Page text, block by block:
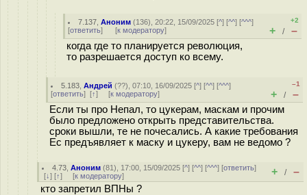
7.137 ,Аноним (136), 20:22, 15/09/2025 [^] [^^] [^^^]
[ответить] [к модератору]
+2
+ / –
когда где то планируется революция,
то разрешается доступ ко всему.
5.183 ,Андрей (??), 07:10, 16/09/2025 [^] [^^] [^^^]
[ответить] [↑] [к модератору]
–1
+ / –
Если ты про Непал, то цукерам, маскам и прочим
было предложено открыть представительства.
сроки вышли, те не почесались. А какие требования
Ес предъявляет к маску и цукеру, вам не ведомо ?
4.73 ,Аноним (81), 17:00, 15/09/2025 [^] [^^] [^^^] [ответить]
[↓] [↑] [к модератору] + / –
кто запретил ВПНы ?